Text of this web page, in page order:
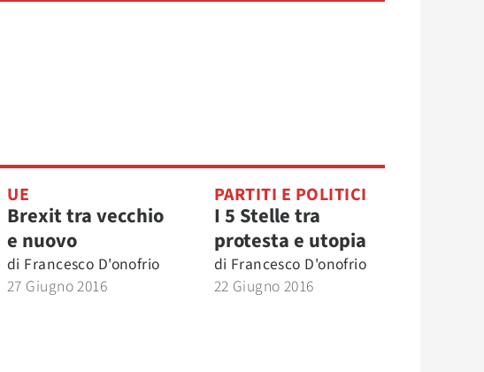
UE
Brexit tra vecchio
e nuovo
di Francesco D'onofrio
27 Giugno 2016
PARTITI E POLITICI
I 5 Stelle tra
protesta e utopia
di Francesco D'onofrio
22 Giugno 2016